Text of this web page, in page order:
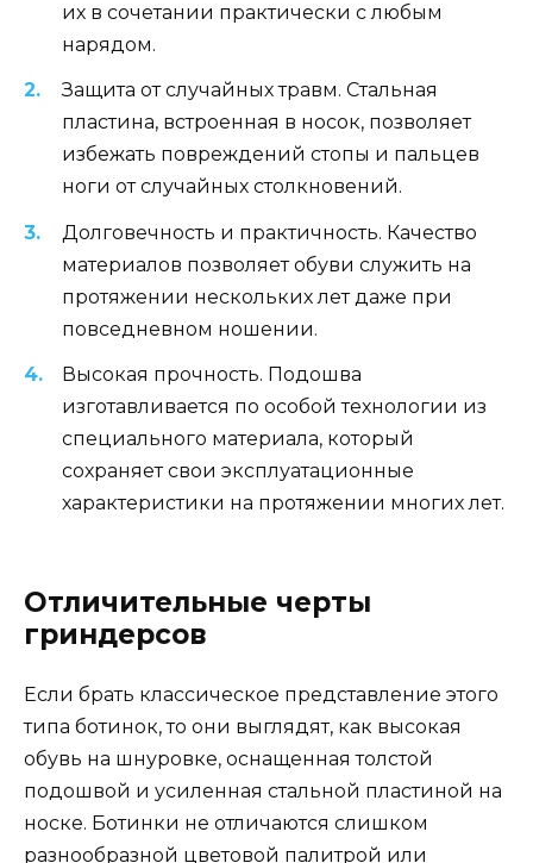
их в сочетании практически с любым
нарядом.
Защита от случайных травм. Стальная
пластина, встроенная в носок, позволяет
избежать повреждений стопы и пальцев
ноги от случайных столкновений.
Долговечность и практичность. Качество
материалов позволяет обуви служить на
протяжении нескольких лет даже при
повседневном ношении.
Высокая прочность. Подошва
изготавливается по особой технологии из
специального материала, который
сохраняет свои эксплуатационные
характеристики на протяжении многих лет.
Отличительные черты
гриндерсов
Если брать классическое представление этого
типа ботинок, то они выглядят, как высокая
обувь на шнуровке, оснащенная толстой
подошвой и усиленная стальной пластиной на
носке. Ботинки не отличаются слишком
разнообразной цветовой палитрой или